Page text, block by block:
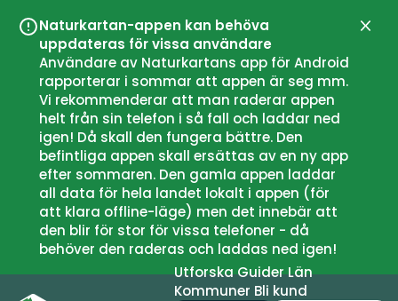
Naturkartan-appen kan behöva
uppdateras för vissa användare
Användare av Naturkartans app för Android
rapporterar i sommar att appen är seg mm.
Vi rekommenderar att man raderar appen
helt från sin telefon i så fall och laddar ned
igen! Då skall den fungera bättre. Den
befintliga appen skall ersättas av en ny app
efter sommaren. Den gamla appen laddar
all data för hela landet lokalt i appen (för
att klara offline-läge) men det innebär att
den blir för stor för vissa telefoner - då
behöver den raderas och laddas ned igen!
UtforskaGuiderLän
Kommuner Bli kund